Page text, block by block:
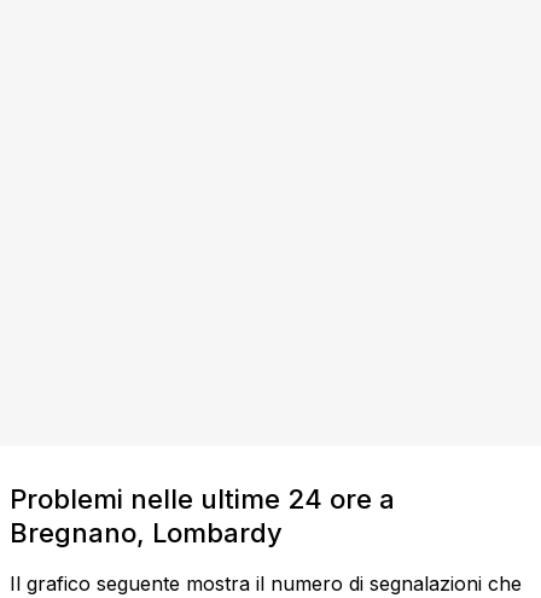
Problemi nelle ultime 24 ore a
Bregnano, Lombardy
Il grafico seguente mostra il numero di segnalazioni che